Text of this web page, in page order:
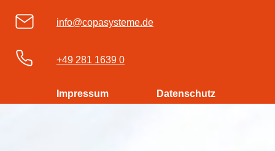
info@copasysteme.de
+49 281 1639 0
Impressum Datenschutz